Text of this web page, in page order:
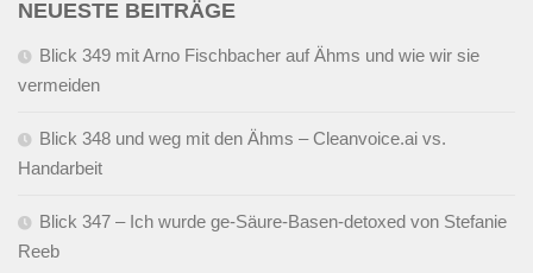
NEUESTE BEITRÄGE
Blick 349 mit Arno Fischbacher auf Ähms und wie wir sie
vermeiden
Blick 348 und weg mit den Ähms – Cleanvoice.ai vs.
Handarbeit
Blick 347 – Ich wurde ge-Säure-Basen-detoxed von Stefanie
Reeb